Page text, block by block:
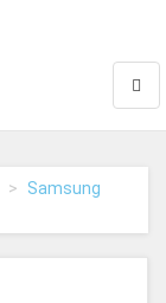
Samsung